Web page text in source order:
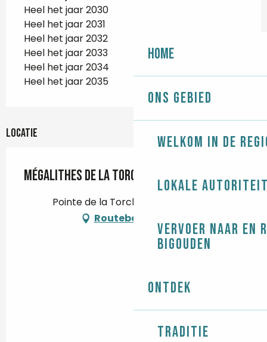
Home
Ons gebied
Welkom in de
Lokale
Vervoer naar en
Bigouden
Ontdek
Traditie
Heel het jaar 2030
Heel het jaar 2031
Heel het jaar 2032
Heel het jaar 2033
Heel het jaar 2034
Heel het jaar 2035
Locatie
Mégalithes de la Torche
Pointe de la Torche, 29120 Plomeur
Routebeschrijving